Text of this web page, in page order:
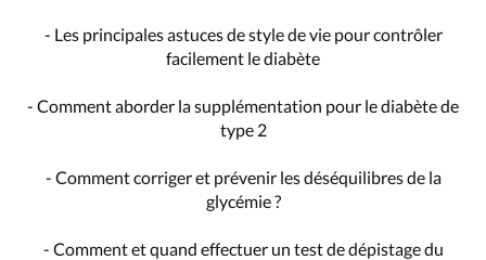
- Les principales astuces de style de vie pour contrôler
facilement le diabète
- Comment aborder la supplémentation pour le diabète de
type 2
- Comment corriger et prévenir les déséquilibres de la
glycémie ?
- Comment et quand effectuer un test de dépistage du